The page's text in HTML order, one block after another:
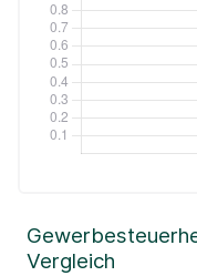
Vergleich